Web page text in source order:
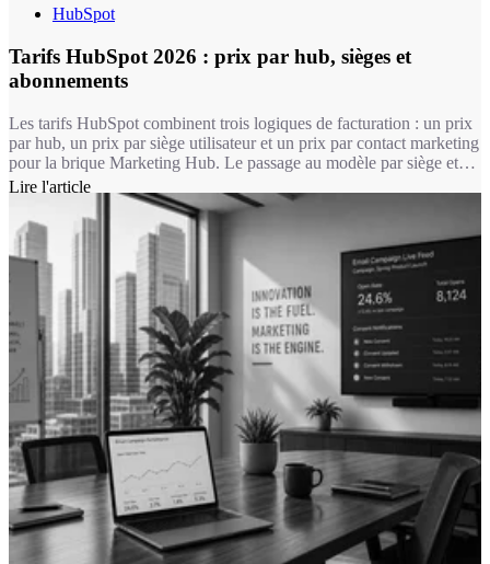
HubSpot
Tarifs HubSpot 2026 : prix par hub, sièges et
abonnements
Les tarifs HubSpot combinent trois logiques de facturation : un prix
par hub, un prix par siège utilisateur et un prix par contact marketing
pour la brique Marketing Hub. Le passage au modèle par siège et
l'arrivée de Breeze AI ont densifié la grille tarifaire. Cet article fait le
point hub par hub, avec les conseils de Markentive, partenaire
HubSpot Elite, pour calibrer un budget réaliste. Dans cet article nous
faisons un focus sur les niveaux de licences Pro et Entreprises.
Lire l'article